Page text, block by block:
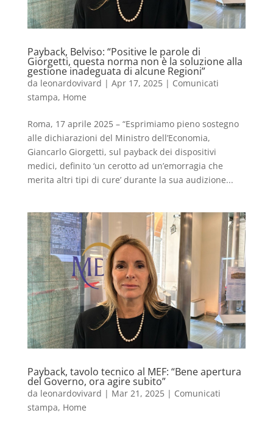
Payback, Belviso: “Positive le parole di
Giorgetti, questa norma non è la soluzione alla
gestione inadeguata di alcune Regioni”
da leonardovivard | Apr 17, 2025| Comunicati
stampa, Home
Roma, 17 aprile 2025 – “Esprimiamo pieno sostegno
alle dichiarazioni del Ministro dell’Economia,
Giancarlo Giorgetti, sul payback dei dispositivi
medici, definito ‘un cerotto ad un’emorragia che
merita altri tipi di cure’ durante la sua audizione...
Payback, tavolo tecnico al MEF: “Bene apertura
del Governo, ora agire subito”
da leonardovivard | Mar 21, 2025| Comunicati
stampa, Home